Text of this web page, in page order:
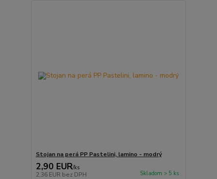
Stojan na perá PP Pastelini, lamino - modrý
2,90 EUR/ks
2,36 EUR bez DPH Skladom > 5 ks